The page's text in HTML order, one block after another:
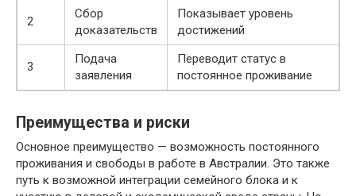
2
Сбор
доказательств
Показывает уровень
достижений
3
Подача
заявления
Переводит статус в
постоянное проживание
Преимущества и риски
Основное преимущество — возможность постоянного
проживания и свободы в работе в Австралии. Это также
путь к возможной интеграции семейного блока и к